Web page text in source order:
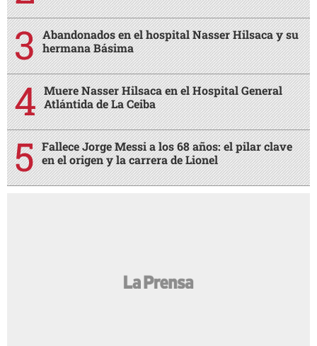
Abandonados en el hospital Nasser Hilsaca y su
hermana Básima
Muere Nasser Hilsaca en el Hospital General
Atlántida de La Ceiba
Fallece Jorge Messi a los 68 años: el pilar clave
en el origen y la carrera de Lionel